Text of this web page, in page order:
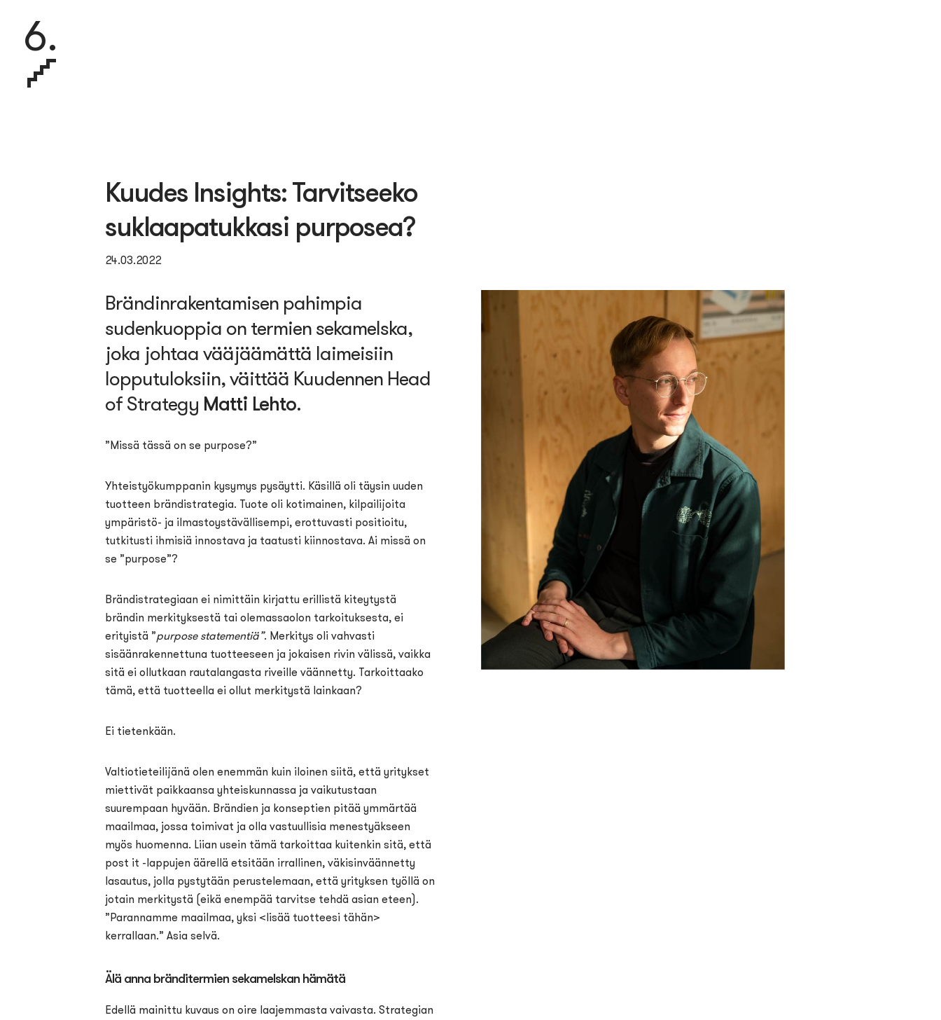
6.
Kuudes Insights: Tarvitseeko
suklaapatukkasi purposea?
24.03.2022
Brändinrakentamisen pahimpia
sudenkuoppia on termien sekamelska,
joka johtaa vääjäämättä laimeisiin
lopputuloksiin, väittää Kuudennen Head
of Strategy Matti Lehto.
”Missä tässä on se purpose?”
Yhteistyökumppanin kysymys pysäytti. Käsillä oli täysin uuden
tuotteen brändistrategia. Tuote oli kotimainen, kilpailijoita
ympäristö- ja ilmastoystävällisempi, erottuvasti positioitu,
tutkitusti ihmisiä innostava ja taatusti kiinnostava. Ai missä on
se ”purpose”?
Brändistrategiaan ei nimittäin kirjattu erillistä kiteytystä
brändin merkityksestä tai olemassaolon tarkoituksesta, ei
erityistä ”purpose statementiä”. Merkitys oli vahvasti
sisäänrakennettuna tuotteeseen ja jokaisen rivin välissä, vaikka
sitä ei ollutkaan rautalangasta riveille väännetty. Tarkoittaako
tämä, että tuotteella ei ollut merkitystä lainkaan?
Ei tietenkään.
Valtiotieteilijänä olen enemmän kuin iloinen siitä, että yritykset
miettivät paikkaansa yhteiskunnassa ja vaikutustaan
suurempaan hyvään. Brändien ja konseptien pitää ymmärtää
maailmaa, jossa toimivat ja olla vastuullisia menestyäkseen
myös huomenna. Liian usein tämä tarkoittaa kuitenkin sitä, että
post it -lappujen äärellä etsitään irrallinen, väkisinväännetty
lasautus, jolla pystytään perustelemaan, että yrityksen työllä on
jotain merkitystä (eikä enempää tarvitse tehdä asian eteen).
”Parannamme maailmaa, yksi <lisää tuotteesi tähän>
kerrallaan.” Asia selvä.
Älä anna bränditermien sekamelskan hämätä
Edellä mainittu kuvaus on oire laajemmasta vaivasta. Strategian